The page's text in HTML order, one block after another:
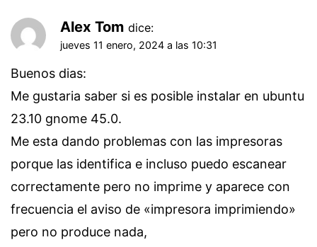
Alex Tom dice:
jueves 11 enero, 2024 a las 10:31
Buenos dias:
Me gustaria saber si es posible instalar en ubuntu
23.10 gnome 45.0.
Me esta dando problemas con las impresoras
porque las identifica e incluso puedo escanear
correctamente pero no imprime y aparece con
frecuencia el aviso de «impresora imprimiendo»
pero no produce nada,